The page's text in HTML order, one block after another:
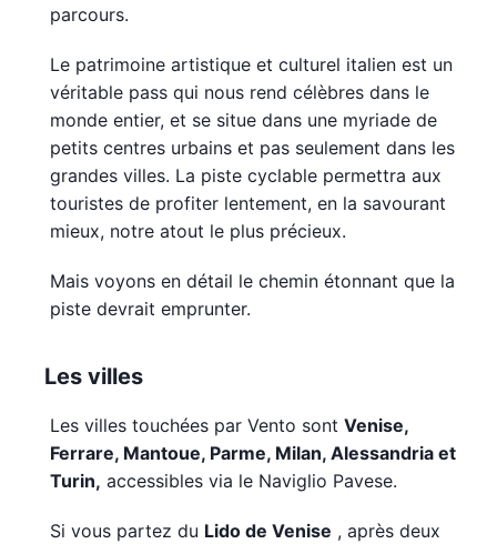
parcours.
Le patrimoine artistique et culturel italien est un
véritable pass qui nous rend célèbres dans le
monde entier, et se situe dans une myriade de
petits centres urbains et pas seulement dans les
grandes villes. La piste cyclable permettra aux
touristes de profiter lentement, en la savourant
mieux, notre atout le plus précieux.
Mais voyons en détail le chemin étonnant que la
piste devrait emprunter.
Les villes
Les villes touchées par Vento sont Venise,
Ferrare, Mantoue, Parme, Milan, Alessandria et
Turin, accessibles via le Naviglio Pavese.
Si vous partez du Lido de Venise , après deux